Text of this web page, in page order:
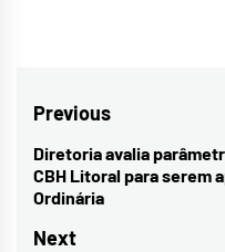
Navegação
de
Post
Previous
Previous
post:
Diretoria avalia
CBH Litoral para serem
Ordinária
Next